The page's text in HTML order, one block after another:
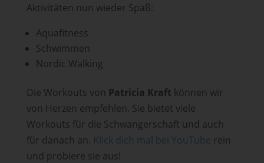
Aktivitäten nun wieder Spaß:
Aquafitness
Schwimmen
Nordic Walking
Die Workouts von Patricia Kraft können wir
von Herzen empfehlen. Sie bietet viele
Workouts für die Schwangerschaft und auch
für danach an. Klick dich mal bei YouTube rein
und probiere sie aus!